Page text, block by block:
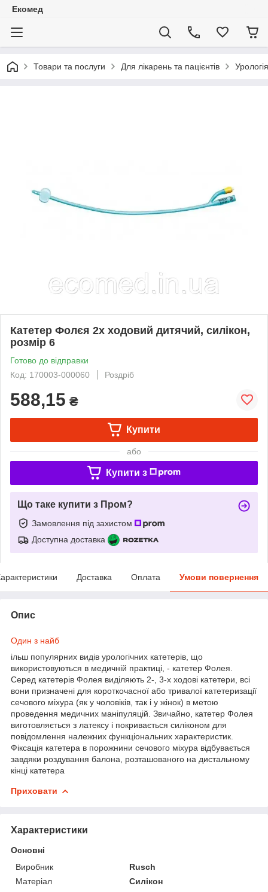
Екомед
Товари та послуги Для лікарень та пацієнтів Урологія
Катетер Фолєя 2х ходовий дитячий, силікон,
розмір 6
Готово до відправки
Код: 170003-000060
Роздріб
588,15 ₴
Купити
або
Купити з
Що таке купити з Пром?
Замовлення під захистом
Доступна доставка
Доставка Оплата Умови повернення
Опис
Один з найб
ільш популярних видів урологічних катетерів, що
використовуються в медичній практиці, - катетер Фолея.
Серед катетерів Фолея виділяють 2-, 3-х ходові катетери, всі
вони призначені для короткочасної або тривалої катетеризації
сечового міхура (як у чоловіків, так і у жінок) в метою
проведення медичних маніпуляцій. Звичайно, катетер Фолея
виготовляється з латексу і покривається силіконом для
повідомлення належних функціональних характеристик.
Фіксація катетера в порожнини сечового міхура відбувається
завдяки роздування балона, розташованого на дистальному
кінці катетера
Приховати
Характеристики
Основні
Виробник
Rusch
Матеріал
Силікон